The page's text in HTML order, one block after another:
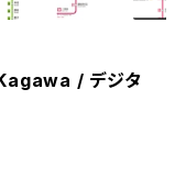
/ デジタ